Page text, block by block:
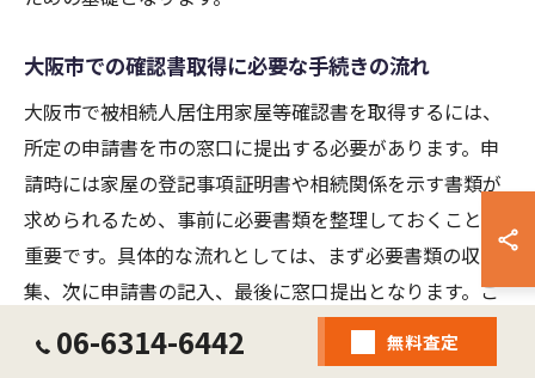
大阪市での確認書取得に必要な手続きの流れ
大阪市で被相続人居住用家屋等確認書を取得するには、
所定の申請書を市の窓口に提出する必要があります。申
請時には家屋の登記事項証明書や相続関係を示す書類が
求められるため、事前に必要書類を整理しておくことが
重要です。具体的な流れとしては、まず必要書類の収
集、次に申請書の記入、最後に窓口提出となります。こ
れらを順を追って進めることで、手続きの遅れや不備を
防ぎ、スムーズな取得が実現できます。
06-6314-6442 無料査定